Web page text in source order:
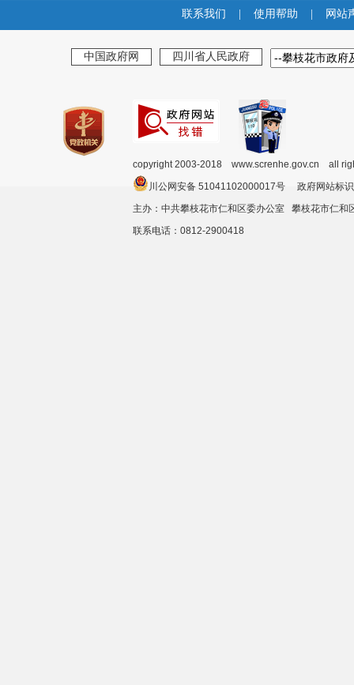
联系我们 使用帮助 网站
中国政府网 四川省人民政府
copyright 2003-2018 www.screnhe.gov.cn all
川公网安备 51041102000017号 政府网站
主办：中共攀枝花市仁和区委办公室 攀枝花市仁
联系电话：0812-2900418